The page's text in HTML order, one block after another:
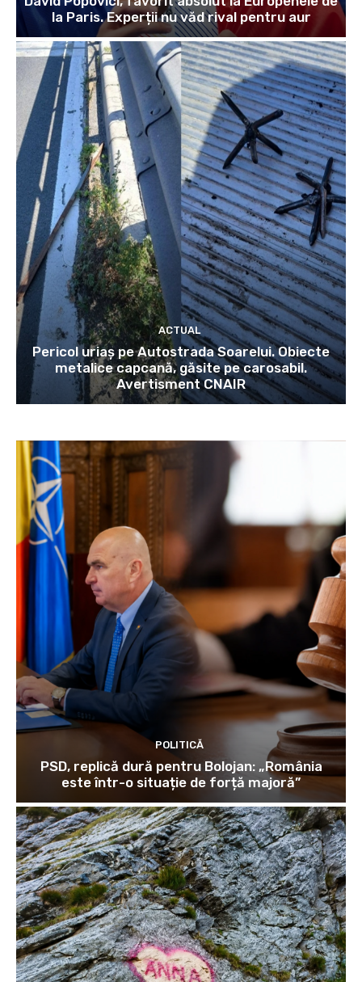
la Paris. Experții nu văd rival pentru aur
ACTUAL
Pericol uriaș pe Autostrada Soarelui. Obiecte
metalice capcană, găsite pe carosabil.
Avertisment CNAIR
POLITICĂ
PSD, replică dură pentru Bolojan: „România
este într-o situație de forță majoră”